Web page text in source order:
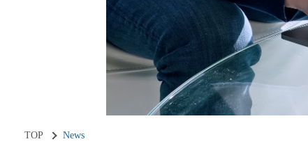
TOP News